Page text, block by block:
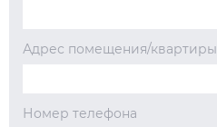
Адрес помещения/квартиры
Номер телефона